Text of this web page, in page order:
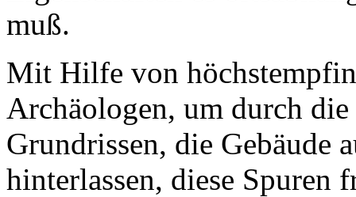
muß.
Mit Hilfe von
Archäologen, um durch
Grundrissen, die Gebäude
hinterlassen, diese Spuren